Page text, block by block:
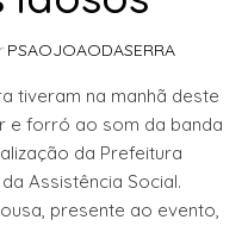
PSAOJOAODASERRA
tiveram na manhã deste
e forró ao som da banda
da Prefeitura
Assistência Social.
presente ao evento,